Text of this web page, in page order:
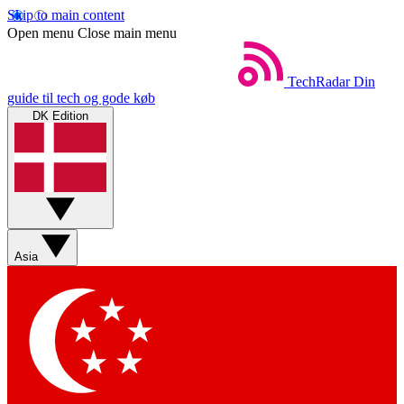
Skip to main content
Open menu Close main menu
TechRadar Din
guide til tech og gode køb
DK Edition
Asia